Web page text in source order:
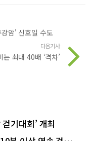
암' 신호일 수도
다음기사
최대 40배 ‘격차’
기대회’ 개최